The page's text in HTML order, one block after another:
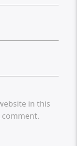
in this